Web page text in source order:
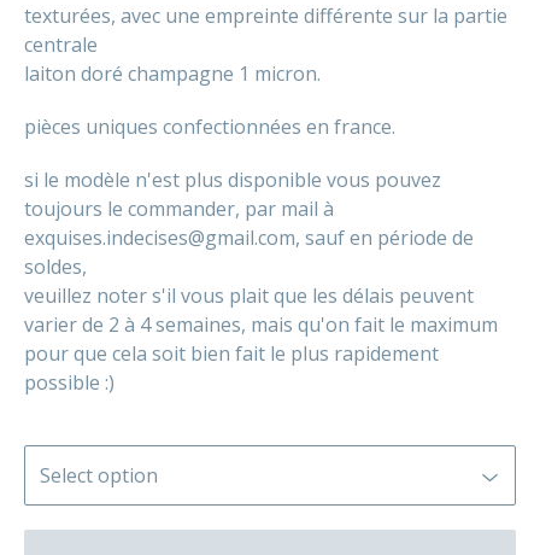
texturées, avec une empreinte différente sur la partie
centrale
laiton doré champagne 1 micron.
pièces uniques confectionnées en france.
si le modèle n'est plus disponible vous pouvez
toujours le commander, par mail à
exquises.indecises@gmail.com, sauf en période de
soldes,
veuillez noter s'il vous plait que les délais peuvent
varier de 2 à 4 semaines, mais qu'on fait le maximum
pour que cela soit bien fait le plus rapidement
possible :)